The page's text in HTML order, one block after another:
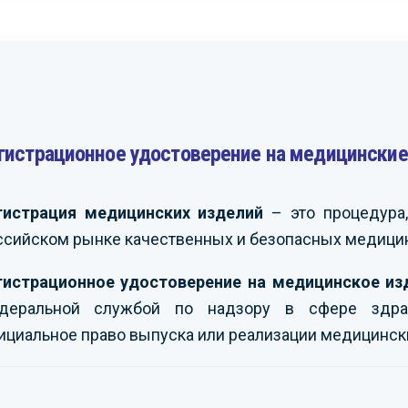
большое
от совместной
вас как
и
и
«ЗИОМАР» -
Считаем возможным
рекомендовать вашу
заинтересованным
компаниям. Рассчитываем
на дальнейшую
вами.
ПАО «МЕЧЕЛ»
Ершов С.Ф.
удостоверение на
медицинских изделий – это
рынке качественных и безопасных
удостоверение на медицинское
службой по надзору в сфере
право выпуска или реализации